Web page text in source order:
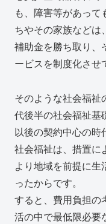
も、障害等があっ
ちやその家族などは
補助金を勝ち取り、
ービスを制度化させ
そのような社会福祉
代後半の社会福祉基
以後の契約中心の時
社会福祉は、措置に
より地域を前提に
ったからです。
すると、費用負担
活の中で最低限必要